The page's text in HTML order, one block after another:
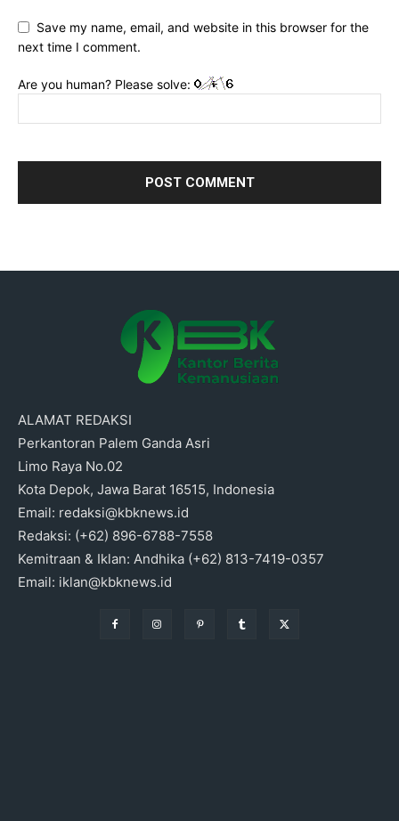
Save my name, email, and website in this browser for the
next time I comment.
Are you human? Please solve:
ALAMAT REDAKSI
Perkantoran Palem Ganda Asri
Limo Raya No.02
Kota Depok, Jawa Barat 16515, Indonesia
Email: redaksi@kbknews.id
Redaksi: (+62) 896-6788-7558
Kemitraan & Iklan: Andhika (+62) 813-7419-0357
Email: iklan@kbknews.id